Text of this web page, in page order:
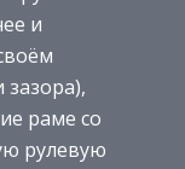
и
раме со
рулевую